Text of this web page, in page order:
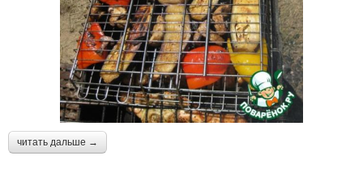
читать дальше →